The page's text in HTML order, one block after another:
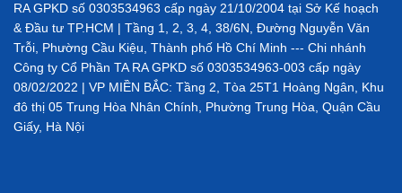
RA GPKD số 0303534963 cấp ngày 21/10/2004 tại Sở Kế hoạch
& Đầu tư TP.HCM | Tầng 1, 2, 3, 4, 38/6N, Đường Nguyễn Văn
Trỗi, Phường Cầu Kiệu, Thành phố Hồ Chí Minh --- Chi nhánh
Công ty Cổ Phần TA RA GPKD số 0303534963-003 cấp ngày
08/02/2022 | VP MIỀN BẮC: Tầng 2, Tòa 25T1 Hoàng Ngân, Khu
đô thị 05 Trung Hòa Nhân Chính, Phường Trung Hòa, Quận Cầu
Giấy, Hà Nội